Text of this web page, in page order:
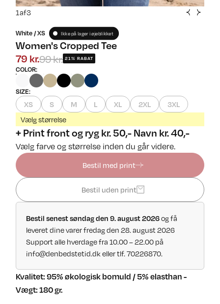
1af3
White / XS Ikke på lager i øjeblikket
Women's Cropped Tee
79 kr.99 kr. 21% RABAT
COLOR:
SIZE:
XS S M L XL 2XL 3XL
Vælg størrelse
+ Print front og ryg kr. 50,- Navn kr. 40,-
Vælg farve og størrelse inden du går videre.
Bestil med print
Bestil uden print
Bestil senest søndag den 9. august 2026og få
leveret dine varer fredag den 28. august 2026
Support alle hverdage fra 10.00 – 22.00 på
info@denbedstetid.dk eller tlf. 70226870.
Kvalitet: 95% økologisk bomuld / 5% elasthan -
Vægt: 180 gr.